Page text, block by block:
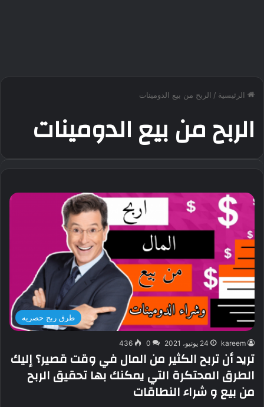
الرئيسية / الربح من بيع الدومينات
الربح من بيع الدومينات
طرق ربح حصريه
kareem 24 يونيو، 2021 0
436
تريد أن تربح الكثير من المال في وقت قصير؟ إليك
الطرق المحتكرة التي يمكنك بها تحقيق الربح
من بيع و شراء النطاقات